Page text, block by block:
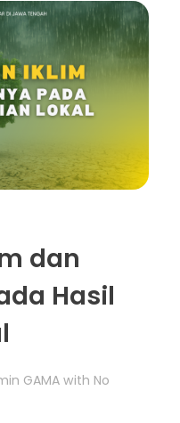
dan
Hasil
GAMAwith No